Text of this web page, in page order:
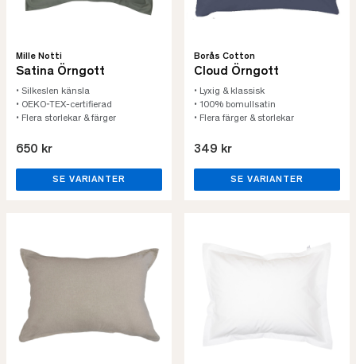
Mille Notti
Satina Örngott
• Silkeslen känsla
• OEKO-TEX-certifierad
• Flera storlekar & färger
650 kr
SE VARIANTER
Borås Cotton
Cloud Örngott
• Lyxig & klassisk
• 100% bomullsatin
• Flera färger & storlekar
349 kr
SE VARIANTER